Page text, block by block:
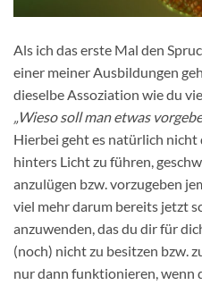
Als ich das erste Mal den
einer meiner Ausbildungen
dieselbe Assoziation wie du
„Wieso soll man etwas
Hierbei geht es natürlich nicht
hinters Licht zu führen,
anzulügen bzw. vorzugeben
viel mehr darum bereits jetzt
anzuwenden, das du dir für
(noch) nicht zu besitzen bzw.
nur dann funktionieren, wenn